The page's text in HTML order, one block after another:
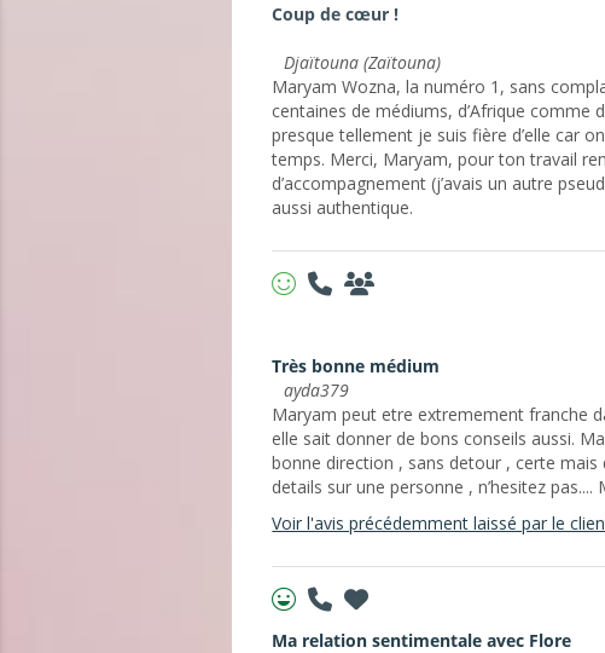
Coup de cœur !
Djaïtouna (Zaïtouna)
Maryam Wozna, la numéro 1, sans
centaines de médiums, d’Afrique comme
presque tellement je suis fière d’elle car
temps. Merci, Maryam, pour ton travail
d’accompagnement (j’avais un autre
aussi authentique.
Très bonne médium
ayda379
Maryam peut etre extremement franche
elle sait donner de bons conseils aussi.
bonne direction , sans detour , certe mais
details sur une personne , n’hesitez
Voir l'avis précédemment laissé par le
Ma relation sentimentale avec Flore